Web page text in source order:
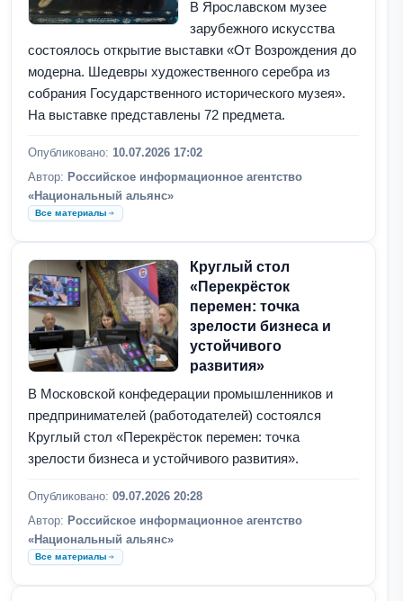
В Ярославском музее
зарубежного искусства
состоялось открытие выставки «От Возрождения до
модерна. Шедевры художественного серебра из
собрания Государственного исторического музея».
На выставке представлены 72 предмета.
Опубликовано: 10.07.2026 17:02
Автор: Российское информационное агентство
«Национальный альянс»
Все материалы
Круглый стол
«Перекрёсток
перемен: точка
зрелости бизнеса и
устойчивого
развития»
В Московской конфедерации промышленников и
предпринимателей (работодателей) состоялся
Круглый стол «Перекрёсток перемен: точка
зрелости бизнеса и устойчивого развития».
Опубликовано: 09.07.2026 20:28
Автор: Российское информационное агентство
«Национальный альянс»
Все материалы